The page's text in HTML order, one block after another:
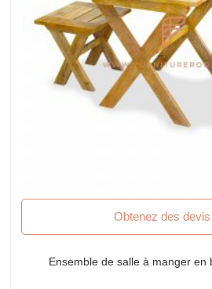
Obtenez des devis
Ensemble de salle à manger en